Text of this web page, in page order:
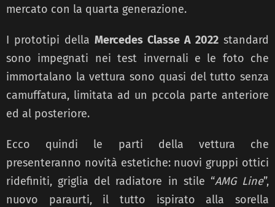
mercato con la quarta generazione.
I prototipi della Mercedes Classe A 2022 standard
sono impegnati nei test invernali e le foto che
immortalano la vettura sono quasi del tutto senza
camuffatura, limitata ad un pccola parte anteriore
ed al posteriore.
Ecco quindi le parti della vettura che
presenteranno novità estetiche: nuovi gruppi ottici
ridefiniti, griglia del radiatore in stile “AMG Line”,
nuovo paraurti, il tutto ispirato alla sorella